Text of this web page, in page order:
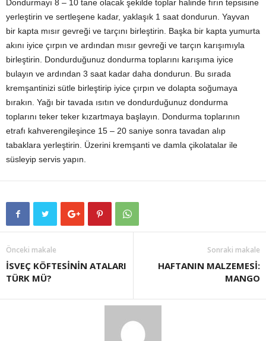
Dondurmayı 8 – 10 tane olacak şekilde toplar halinde fırın tepsisine
yerleştirin ve sertleşene kadar, yaklaşık 1 saat dondurun. Yayvan
bir kapta mısır gevreği ve tarçını birleştirin. Başka bir kapta yumurta
akını iyice çırpın ve ardından mısır gevreği ve tarçın karışımıyla
birleştirin. Dondurduğunuz dondurma toplarını karışıma iyice
bulayın ve ardından 3 saat kadar daha dondurun. Bu sırada
kremşantinizi sütle birleştirip iyice çırpın ve dolapta soğumaya
bırakın. Yağı bir tavada ısıtın ve dondurduğunuz dondurma
toplarını teker teker kızartmaya başlayın. Dondurma toplarının
etrafı kahverengileşince 15 – 20 saniye sonra tavadan alıp
tabaklara yerleştirin. Üzerini kremşanti ve damla çikolatalar ile
süsleyip servis yapın.
Önceki makale
İSVEÇ KÖFTESİNİN ATALARI
TÜRK MÜ?
Sonraki makale
HAFTANIN MALZEMESİ:
MANGO